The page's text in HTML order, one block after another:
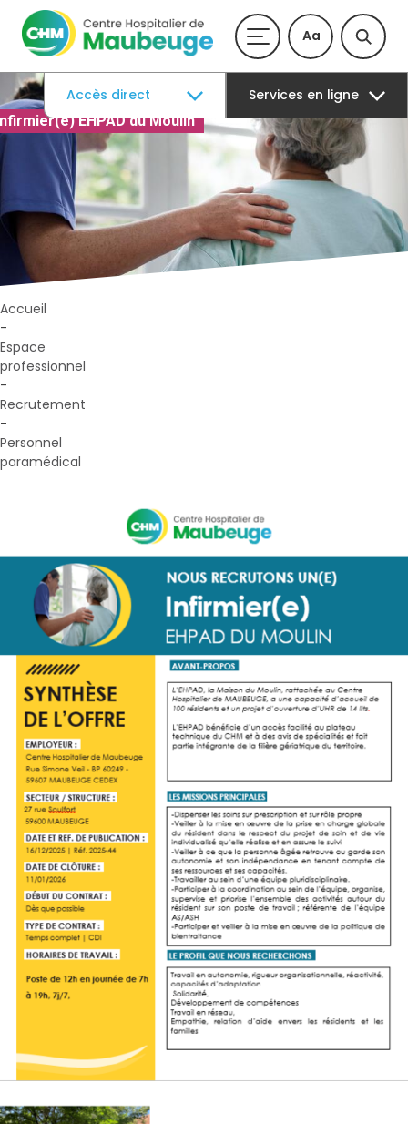
Aa
Accès direct Services en ligne
EHPAD du Moulin
Accueil
-
Espace
professionnel
-
Recrutement
-
Personnel
paramédical